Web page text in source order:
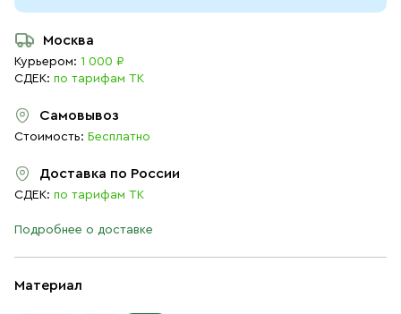
Материал
Москва
Курьером: 1 000 ₽
СДЕК: по тарифам ТК
Самовывоз
Стоимость: Бесплатно
Доставка по России
СДЕК: по тарифам ТК
Подробнее о доставке